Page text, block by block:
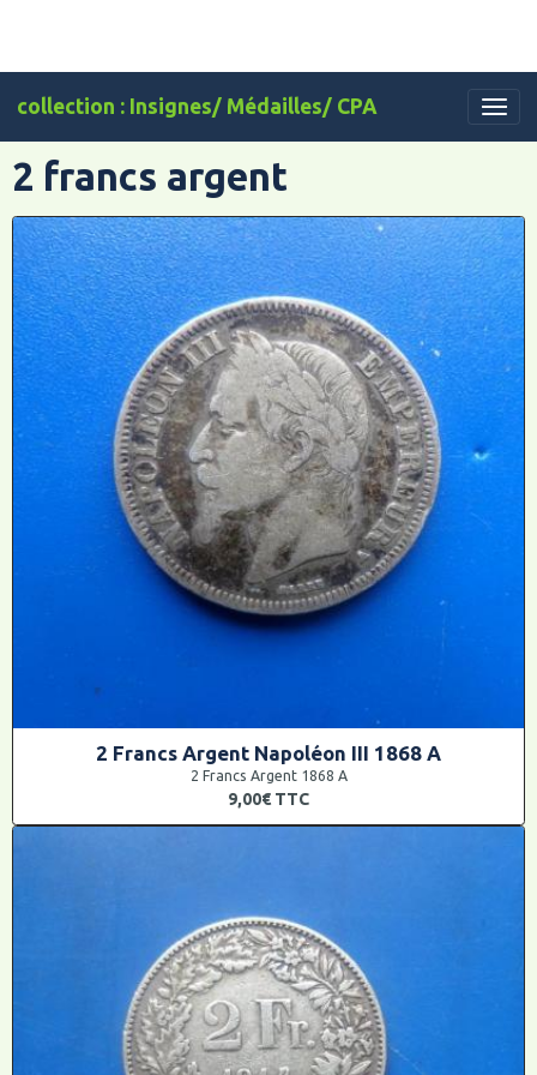
collection : Insignes/ Médailles/ CPA
2 francs argent
2 Francs Argent Napoléon III 1868 A
2 Francs Argent 1868 A
9,00€ TTC